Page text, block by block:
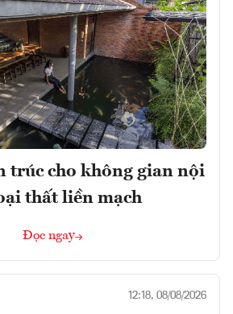
trúc cho không gian nội
thất liền mạch
Đọc ngay
12:18, 08/08/2026